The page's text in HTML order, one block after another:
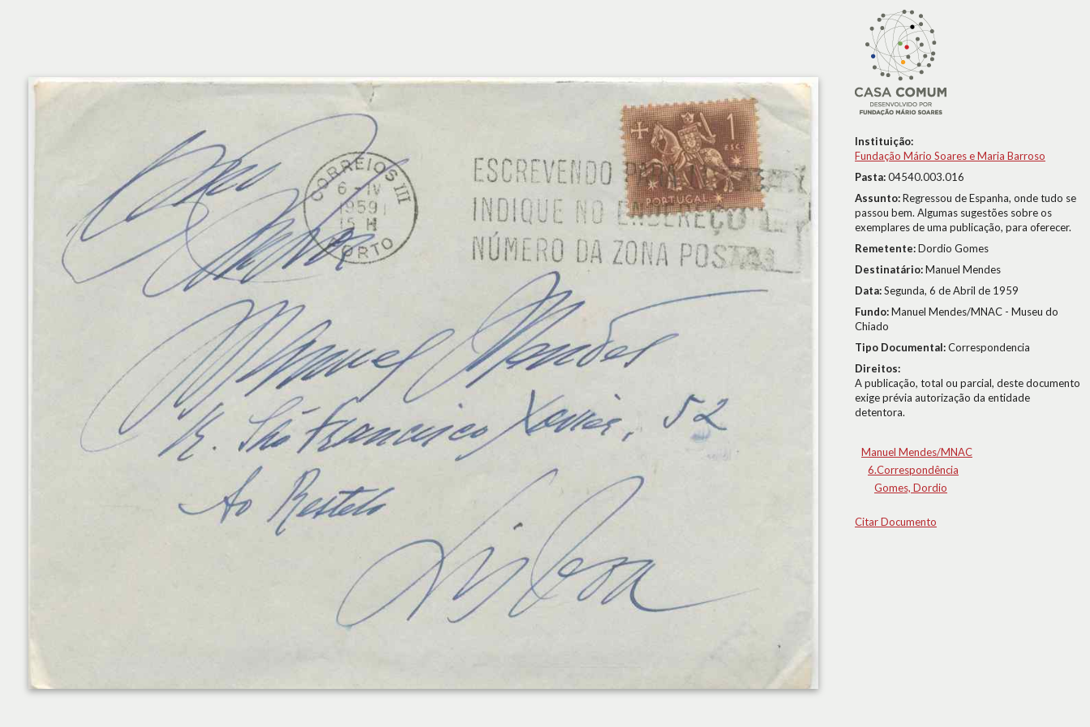
Instituição:
Fundação Mário Soares e Maria Barroso
Pasta:04540.003.016
Assunto:Regressou de Espanha, onde tudo se
passou bem. Algumas sugestões sobre os
exemplares de uma publicação, para oferecer.
Remetente:Dordio Gomes
Destinatário:Manuel Mendes
Data:Segunda, 6 de Abril de 1959
Fundo:Manuel Mendes/MNAC - Museu do
Chiado
Tipo Documental:Correspondencia
Direitos:
A publicação, total ou parcial, deste documento
exige prévia autorização da entidade
detentora.
Manuel Mendes/MNAC
6.Correspondência
Gomes, Dordio
Citar Documento